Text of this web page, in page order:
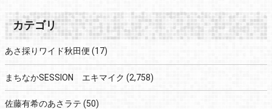
カテゴリ
あさ採りワイド秋田便 (17)
まちなかSESSION エキマイク (2,758)
佐藤有希のあさラテ (50)